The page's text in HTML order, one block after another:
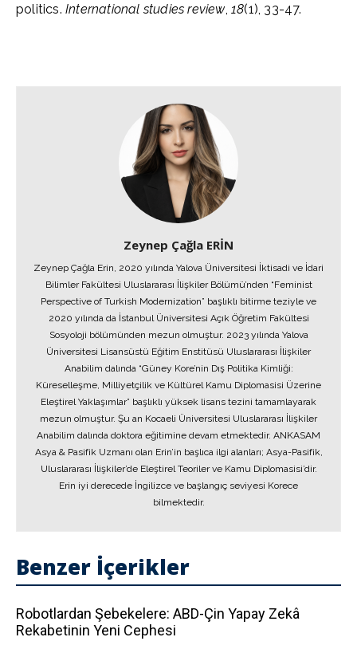
politics.International studies review,18(1), 33-47.
Zeynep Çağla ERİN
Zeynep Çağla Erin, 2020 yılında Yalova Üniversitesi İktisadi ve İdari
Bilimler Fakültesi Uluslararası İlişkiler Bölümü’nden “Feminist
Perspective of Turkish Modernization” başlıklı bitirme teziyle ve
2020 yılında da İstanbul Üniversitesi Açık Öğretim Fakültesi
Sosyoloji bölümünden mezun olmuştur. 2023 yılında Yalova
Üniversitesi Lisansüstü Eğitim Enstitüsü Uluslararası İlişkiler
Anabilim dalında “Güney Kore’nin Dış Politika Kimliği:
Küreselleşme, Milliyetçilik ve Kültürel Kamu Diplomasisi Üzerine
Eleştirel Yaklaşımlar” başlıklı yüksek lisans tezini tamamlayarak
mezun olmuştur. Şu an Kocaeli Üniversitesi Uluslararası İlişkiler
Anabilim dalında doktora eğitimine devam etmektedir. ANKASAM
Asya & Pasifik Uzmanı olan Erin’in başlıca ilgi alanları; Asya-Pasifik,
Uluslararası İlişkiler’de Eleştirel Teoriler ve Kamu Diplomasisi’dir.
Erin iyi derecede İngilizce ve başlangıç seviyesi Korece
bilmektedir.
Benzer İçerikler
Robotlardan Şebekelere: ABD-Çin Yapay Zekâ
Rekabetinin Yeni Cephesi